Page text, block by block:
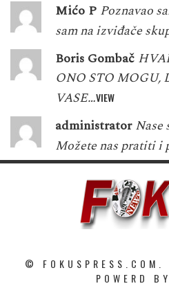
Mićo P Poznavao
sam na izviđače
Boris Gombač
ONO STO MOGU,
VASE…VIEW
administrator Nase
Možete nas pratiti i
©
POWERD